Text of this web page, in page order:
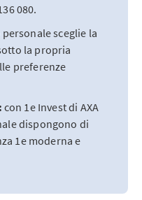
080.
sceglie la
la propria
preferenze
con 1e Invest di AXA
dispongono di
1e moderna e